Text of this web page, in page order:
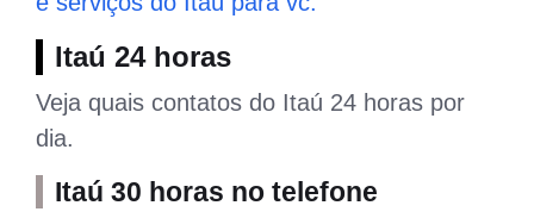
Itaú 24 horas
Veja quais contatos do Itaú 24 horas por
dia.
Itaú 30 horas no telefone